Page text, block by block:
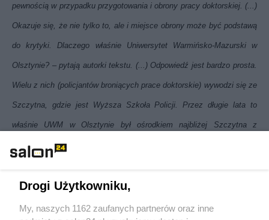
pewnością w przypadku przygotowania i obrony pracy doktorskiej. (...)
Okazuje się, że nie tylko to, ale i miejsce obrony może być podstawą
do krytyki. Dlaczego właśnie Uniwersytet Warmińsko-Mazurski w
Olsztynie? – pytają autorki tekstu. (...) Odpowiedź jest bardzo prosta.
Wielu z nich (policjantów broniących prace doktorskie) wywodzi się ze
Szczytna, gdzie jest Wyższa Szkoła Policji. Przez długie lata to
właśnie UWM w Olsztynie był ośrodkiem najbliżej Szczytna z
uprawnieniami do doktoratów.
Odbudowywacz Etosu rezyduje w Warszawie. W Warszawie, nie w
Drogi Użytkowniku,
My, naszych 1162 zaufanych partnerów oraz inne